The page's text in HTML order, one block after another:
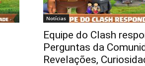
Notícias
Equipe do Clash
Perguntas da
Revelações,